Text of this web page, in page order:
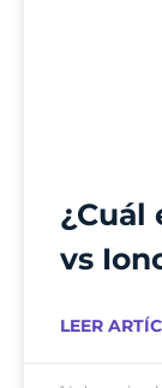
¿Cuál
vs
LEER